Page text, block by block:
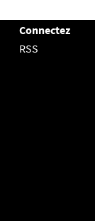
Connectez
RSS